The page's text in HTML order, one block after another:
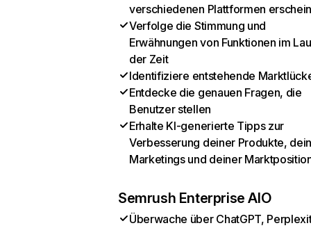
verschiedenen Plattformen
Verfolge die Stimmung und
Erwähnungen von Funktionen im
der Zeit
Identifiziere entstehende
Entdecke die genauen Fragen, die
Benutzer stellen
Erhalte KI-generierte Tipps zur
Verbesserung deiner Produkte,
Marketings und deiner
Semrush Enterprise AIO
Überwache über ChatGPT,